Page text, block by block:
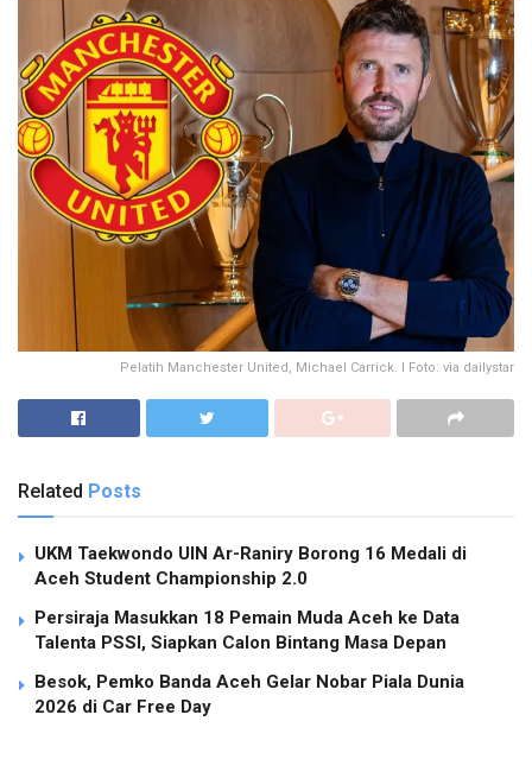
Pelatih Manchester United, Michael Carrick. I Foto: via dailystar
Related Posts
UKM Taekwondo UIN Ar-Raniry Borong 16 Medali di
Aceh Student Championship 2.0
Persiraja Masukkan 18 Pemain Muda Aceh ke Data
Talenta PSSI, Siapkan Calon Bintang Masa Depan
Besok, Pemko Banda Aceh Gelar Nobar Piala Dunia
2026 di Car Free Day